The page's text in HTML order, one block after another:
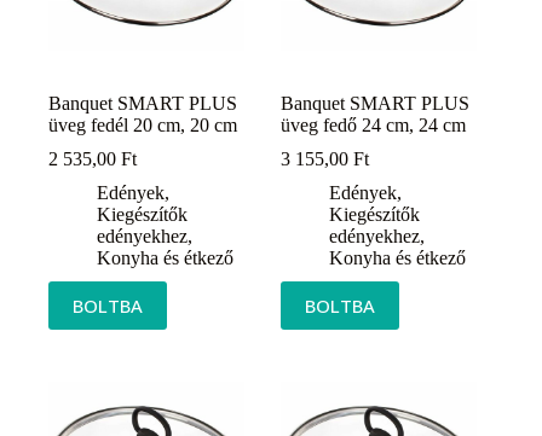
Banquet SMART PLUS
üveg fedél 20 cm, 20 cm
2 535,00 Ft
Edények,
Kiegészítők
edényekhez,
Konyha és étkező
BOLTBA
Banquet SMART PLUS
üveg fedő 24 cm, 24 cm
3 155,00Ft
Edények,
Kiegészítők
edényekhez,
Konyha és étkező
BOLTBA